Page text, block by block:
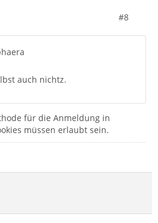
#8
auch nichtz.
für die Anmeldung in
müssen erlaubt sein.